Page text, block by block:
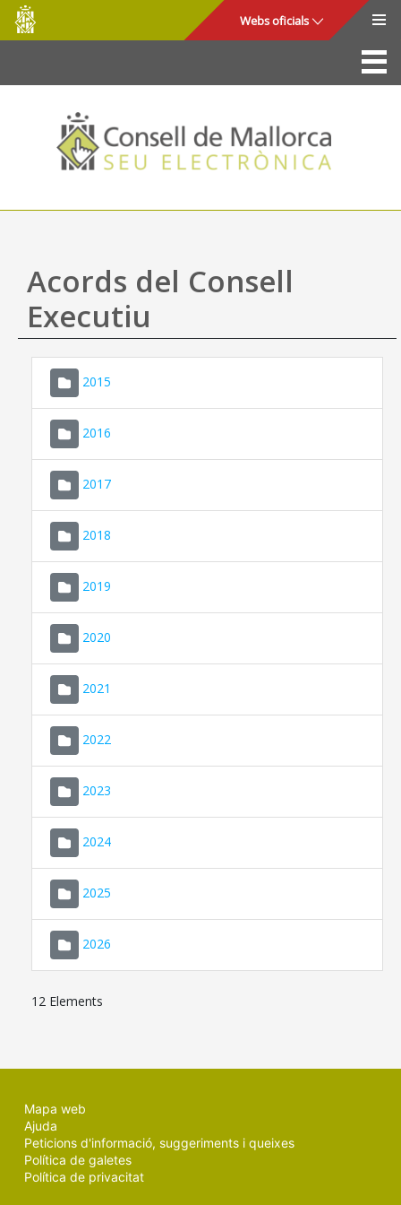
Salta al contingut principal
Consell
de
Mallorca
Webs oficials
La Seu
Consell de Mallorca
Accés i seguretat
Utilitats
Ajuda
Acords del Consell
Executiu
2015
2016
2017
2018
2019
2020
2021
2022
2023
2024
2025
2026
12 Elements
Mapa web
Ajuda
Peticions d'informació, suggeriments i queixes
Política de galetes
Política de privacitat